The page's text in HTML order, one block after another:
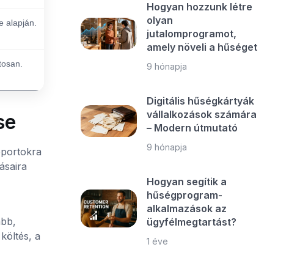
alapján.
a
Hogyan hozzunk létre
olyan
jutalomprogramot,
amely növeli a hűséget
9 hónapja
Digitális hűségkártyák
vállalkozások számára
– Modern útmutató
9 hónapja
Hogyan segítik a
hűségprogram-
alkalmazások az
ügyfélmegtartást?
1 éve